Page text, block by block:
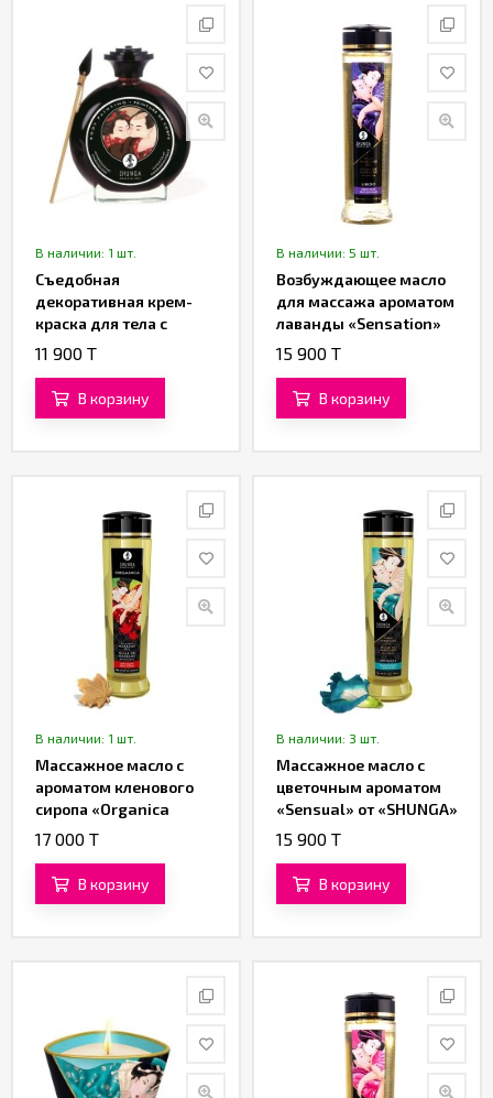
В наличии: 1 шт.
Съедобная
декоративная крем-
краска для тела с
ароматом шоколада от
11 900 T
В корзину
В наличии: 5 шт.
Возбуждающее масло
для массажа ароматом
лаванды «Sensation»
от «SHUNGA» (240 ML)
15 900 T
В корзину
В наличии: 1 шт.
Массажное масло с
ароматом кленового
сиропа «Organica
Maple Delight» от
17 000 T
В корзину
В наличии: 3 шт.
Массажное масло с
цветочным ароматом
«Sensual» от «SHUNGA»
(240 ML)
15 900 T
В корзину